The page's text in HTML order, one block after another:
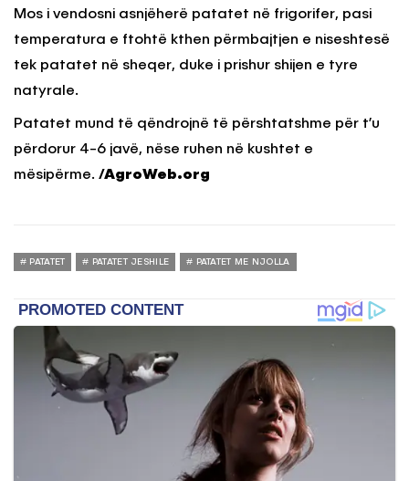
Mos i vendosni asnjëherë patatet në frigorifer, pasi
temperatura e ftohtë kthen përmbajtjen e niseshtesë
tek patatet në sheqer, duke i prishur shijen e tyre
natyrale.
Patatet mund të qëndrojnë të përshtatshme për t’u
përdorur 4-6 javë, nëse ruhen në kushtet e
mësipërme. /AgroWeb.org
PATATET PATATET JESHILE PATATET ME NJOLLA